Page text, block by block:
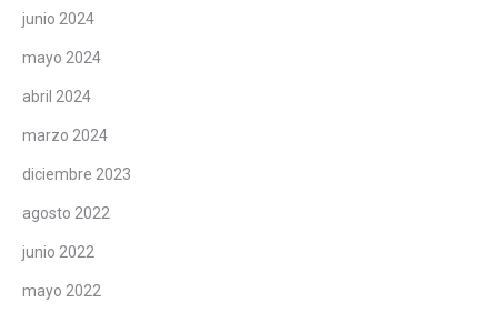
junio 2024
mayo 2024
abril 2024
marzo 2024
diciembre 2023
agosto 2022
junio 2022
mayo 2022